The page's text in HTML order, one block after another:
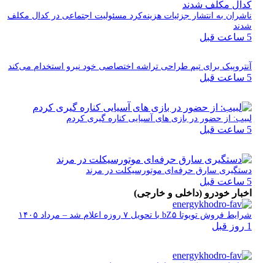
ناشران به انتشار جزئیات هزینه‌کرد مسئولیت اجتماعی در کدال مکلف
شدند
آنتروپیک برای تیم طراحی تراشه اختصاصی خود نیرو استخدام می‌کند
لبیب: از حضور در بازی های آسیایی کناره گیری کردم
دستگیری سارق حرفه‌ای موتورسیکلت در مرند
اخبار خودرو (داخلی و خارجی)
شرایط فروش تویوتا bZ۵ با تحویل ۷ روزه اعلام شد – مرداد ۱۴۰۵